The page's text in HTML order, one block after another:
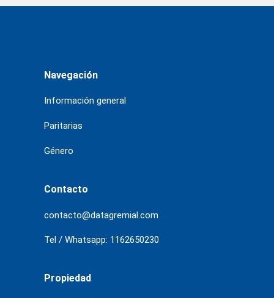
Navegación
Información general
Paritarias
Género
Contacto
contacto@datagremial.com
Tel / Whatsapp: 1162650230
Propiedad